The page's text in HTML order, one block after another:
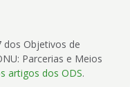
dos Objetivos de
Parcerias e Meios
artigos dos ODS.